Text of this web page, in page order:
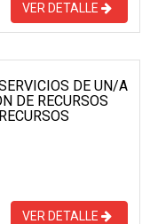
VER DETALLE
DE UN/A
DE RECURSOS
VER DETALLE